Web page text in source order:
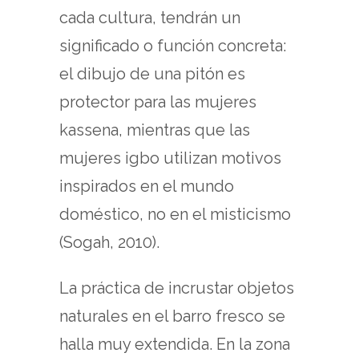
cada cultura, tendrán un
significado o función concreta:
el dibujo de una pitón es
protector para las mujeres
kassena, mientras que las
mujeres igbo utilizan motivos
inspirados en el mundo
doméstico, no en el misticismo
(Sogah, 2010).
La práctica de incrustar objetos
naturales en el barro fresco se
halla muy extendida. En la zona